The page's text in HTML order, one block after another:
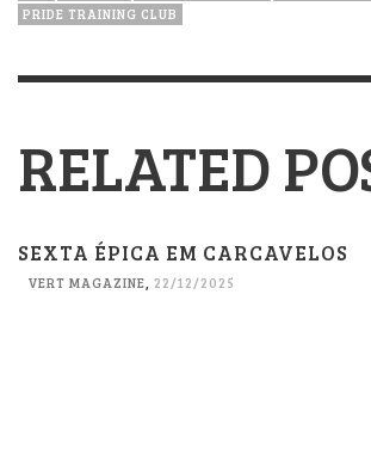
PRIDE TRAINING CLUB
RELATED
SEXTA ÉPICA EM CARCAVELOS
VERT MAGAZINE 22/12/2025